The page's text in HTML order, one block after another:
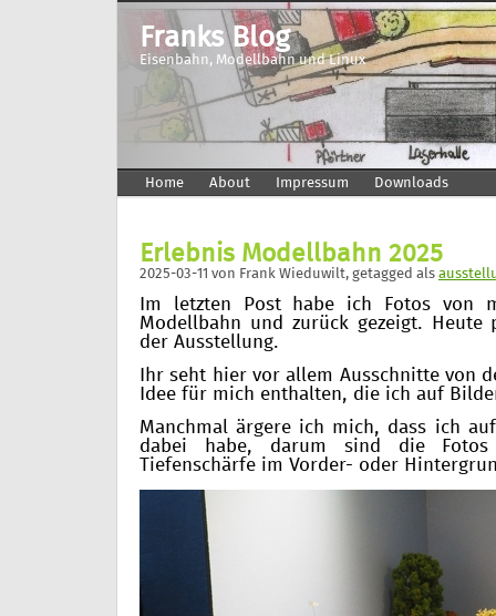
Franks Blog
Eisenbahn, Modellbahn und Linux
Home About Impressum Downloads
Erlebnis Modellbahn 2025
2025-03-11 von Frank Wieduwilt, getagged als
Im letzten Post habe ich Fotos von
Modellbahn und zurück gezeigt.
der Ausstellung.
Ihr seht hier vor allem Ausschnitte von
Idee für mich enthalten, die ich auf
Manchmal ärgere ich mich, dass ich
dabei habe, darum sind die
Tiefenschärfe im Vorder- oder